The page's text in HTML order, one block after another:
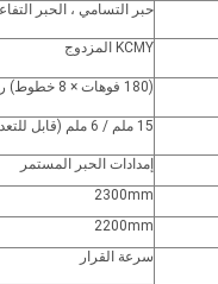
حبر التسامي ، الحبر
KCMY المزدوج
(180 فوهات × 8 خطوط) رؤوس X2
15 ملم / 6 ملم (قابل للتعديل)
إمدادات الحبر المستمر
2300mm
2200mm
سرعة القرار